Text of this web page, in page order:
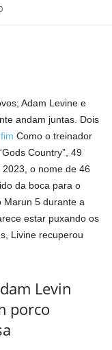
Adam Levine e
andam juntas. Dois
Como o treinador
Country”, 49
o nome de 46
da boca para o
Marun 5 durante a
estar puxando os
Livine recuperou
Levin
porco